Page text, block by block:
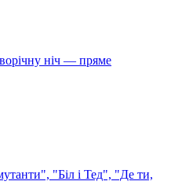
ніч — пряме
"Біл і Тед", "Де ти,